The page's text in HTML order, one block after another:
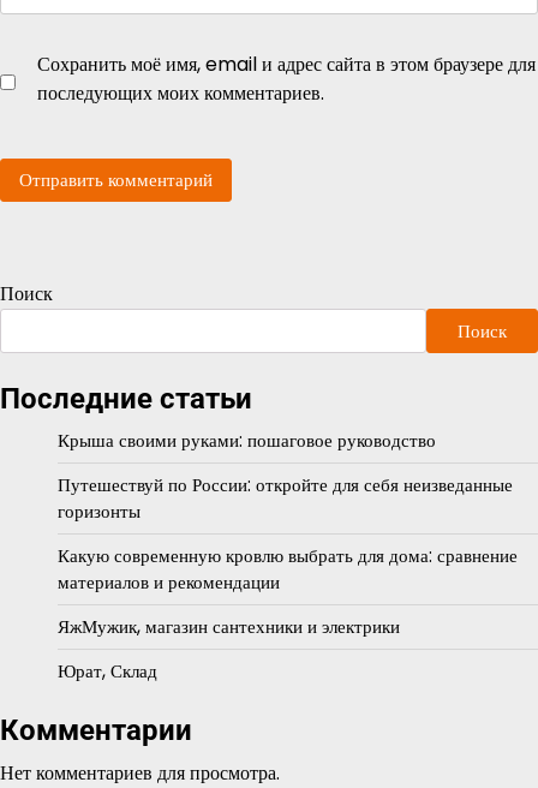
Сохранить моё имя, email и адрес сайта в этом браузере для
последующих моих комментариев.
Поиск
Поиск
Последние статьи
Крыша своими руками: пошаговое руководство
Путешествуй по России: откройте для себя неизведанные
горизонты
Какую современную кровлю выбрать для дома: сравнение
материалов и рекомендации
ЯжМужик, магазин сантехники и электрики
Юрат, Склад
Комментарии
Нет комментариев для просмотра.